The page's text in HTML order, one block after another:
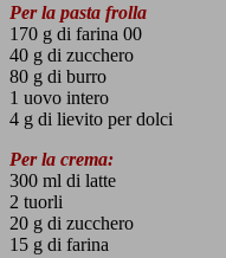
Per la pasta frolla
170 g di farina 00
40 g di zucchero
80 g di burro
1 uovo intero
4 g di lievito per dolci
Per la crema:
300 ml di latte
2 tuorli
20 g di zucchero
15 g di farina